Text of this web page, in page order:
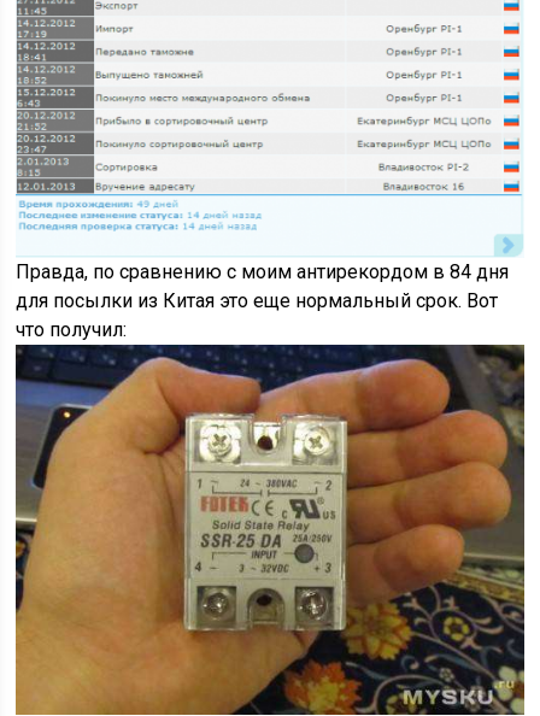
Правда, по сравнению с моим антирекордом в 84 дня
для посылки из Китая это еще нормальный срок. Вот
что получил: